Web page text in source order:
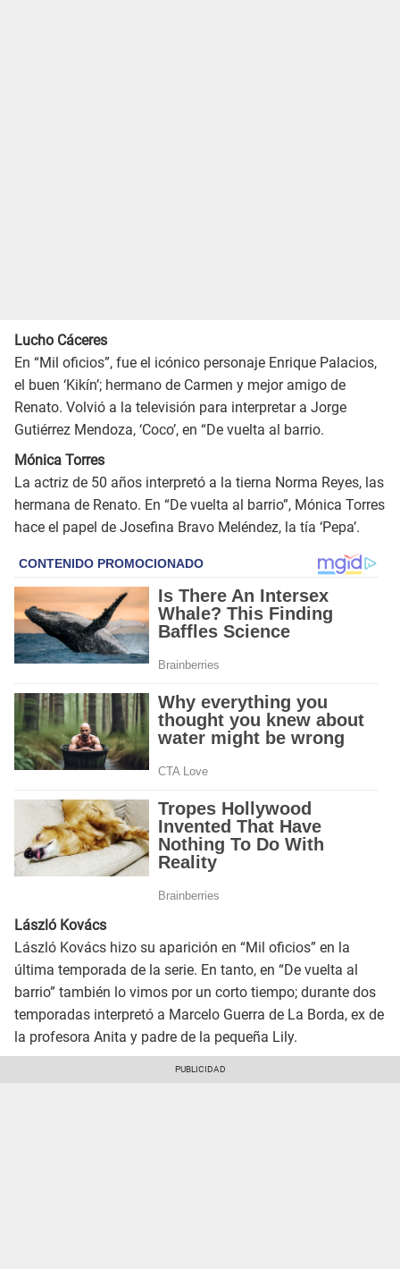
Lucho Cáceres
En “Mil oficios”, fue el icónico personaje Enrique Palacios,
el buen ‘Kikín’; hermano de Carmen y mejor amigo de
Renato. Volvió a la televisión para interpretar a Jorge
Gutiérrez Mendoza, ‘Coco’, en “De vuelta al barrio.
Mónica Torres
La actriz de 50 años interpretó a la tierna Norma Reyes, las
hermana de Renato. En “De vuelta al barrio”, Mónica Torres
hace el papel de Josefina Bravo Meléndez, la tía ‘Pepa’.
László Kovács
László Kovács hizo su aparición en “Mil oficios” en la
última temporada de la serie. En tanto, en “De vuelta al
barrio” también lo vimos por un corto tiempo; durante dos
temporadas interpretó a Marcelo Guerra de La Borda, ex de
la profesora Anita y padre de la pequeña Lily.